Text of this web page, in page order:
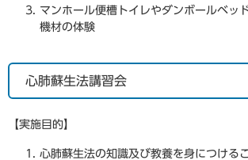
マンホール便槽トイレやダンボールベッ
機材の体験
心肺蘇生法講習会
【実施目的】
心肺蘇生法の知識及び教養を身につける